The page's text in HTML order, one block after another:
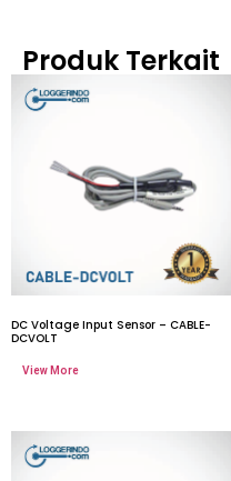
Produk Terkait
DC Voltage Input Sensor – CABLE-
DCVOLT